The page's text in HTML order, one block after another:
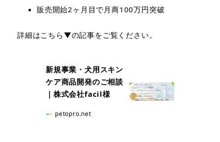
販売開始2ヶ月目で月商100万円突破
詳細はこちら▼の記事をご覧ください。
新規事業・犬用スキン
ケア商品開発のご相談
｜株式会社facil様
petopro.net